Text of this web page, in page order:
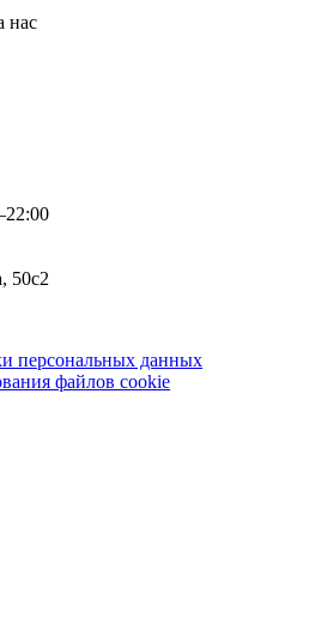
нас
50с2
персональных данных
файлов cookie